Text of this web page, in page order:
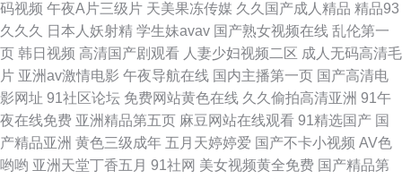
91刺激片 麻豆精品欧美日韩成人 91人人青娱乐 色友福利影院社区91 成人福
利视频在线导航 亚洲色图网址 国产精品久久鸭下载 91pron视频 九一橡胶香
蕉制品厂 91经典视频观看 久久五月天 91色美白乳 青青草久久大香蕉 91在
线精品视频观看 五月花社区午夜 国产欧美福利 91九色原创自拍论坛 日韩福
码视频 午夜A片三级片 天美果冻传媒 久久国产成人精品 精品93
久久久
日本人妖射精 学生妹avav 国产熟女视频在线 乱伦第一
页 韩日视频 高清国产剧观看 人妻少妇视频二区 成人无码高清毛
片 亚洲av激情电影 午夜导航在线 国内主播第一页 国产高清电
影网址 91社区论坛 免费网站黄色在线 久久偷拍高清亚洲 91午
夜在线免费 亚洲精品第五页 麻豆网站在线观看 91精选国产 国
产精品亚洲 黄色三级成年 五月天婷婷爱 国产不卡小视频 AV色
哟哟 亚洲天堂丁香五月 91社网 美女视频黄全免费 国产精品第